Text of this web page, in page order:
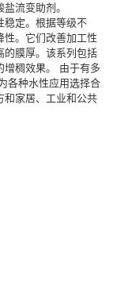
流变助剂。
稳定。根据等级不
性。它们改善加工性
的膜厚。该系列包括
增稠效果。 由于有多
各种水性应用选择合
和家居、工业和公共